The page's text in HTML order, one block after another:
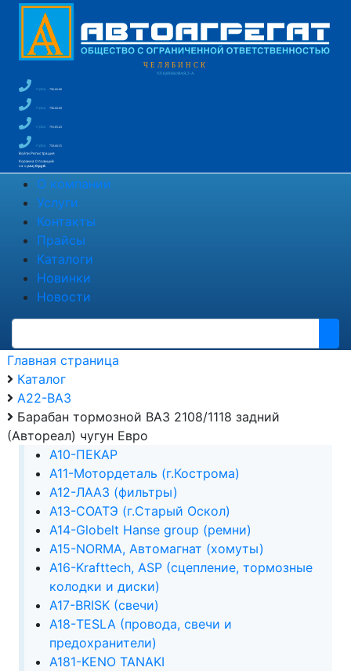
ЧЕЛЯБИНСК
УЛ. ЦИНКОВАЯ, 2-А
+7 (351) 796-66-88
+7 (351) 796-66-89
+7 (351) 791-85-43
+7 (351)
750-60-35
Войти Регистрация
Корзина0 позиций
на сумму0 руб.
О компании
Услуги
Контакты
Прайсы
Каталоги
Новинки
Новости
Главная страница
Каталог
А22-ВАЗ
Барабан тормозной ВАЗ 2108/1118 задний
(Автореал) чугун Евро
А10-ПЕКАР
А11-Мотордеталь (г.Кострома)
А12-ЛААЗ (фильтры)
А13-СОАТЭ (г.Старый Оскол)
А14-Globelt Hanse group (ремни)
А15-NORMA, Автомагнат (хомуты)
А16-Krafttech, ASP (сцепление, тормозные
колодки и диски)
А17-BRISK (свечи)
А18-TESLA (провода, свечи и
предохранители)
А181-KENO TANAKI